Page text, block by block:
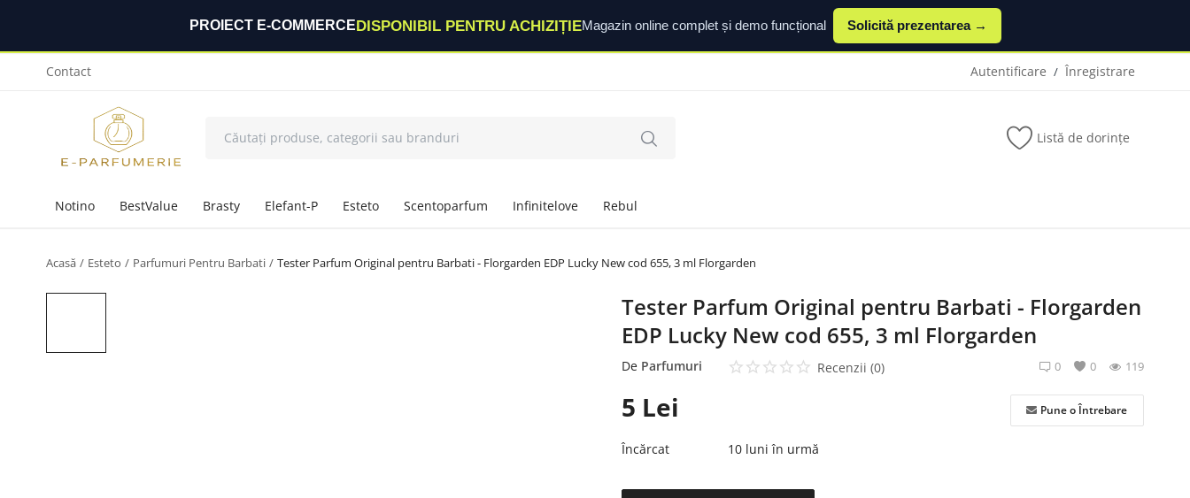
PROIECT E-COMMERCEDISPONIBIL PENTRU ACHIZIȚIEMagazin online complet și demo funcțional Solicită prezentarea →
Contact Autentificare / Înregistrare
Listă de dorințe
Notino BestValue Brasty Elefant-P Esteto Scentoparfum Infinitelove Rebul
Acasă Esteto Parfumuri Pentru Barbati Tester Parfum Original pentru Barbati - Florgarden EDP Lucky New cod 655, 3 ml Florgarden
Tester Parfum Original pentru Barbati - Florgarden
EDP Lucky New cod 655, 3 ml Florgarden
De Parfumuri Recenzii (0) 0 0 119
5 Lei Pune o Întrebare
Încărcat 10 luni în urmă